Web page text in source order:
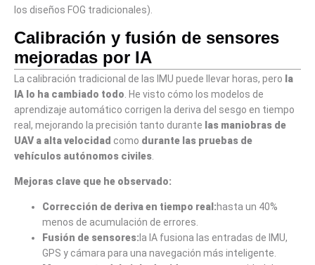
los diseños FOG tradicionales).
Calibración y fusión de sensores
mejoradas por IA
La calibración tradicional de las IMU puede llevar horas, pero la
IA lo ha cambiado todo . He visto cómo los modelos de
aprendizaje automático corrigen la deriva del sesgo en tiempo
real, mejorando la precisión tanto durante las maniobras de
UAV a alta velocidad como durante las pruebas de
vehículos autónomos civiles
Mejoras clave que he observado:
Corrección de deriva en tiempo real:hasta un 40%
menos de acumulación de errores.
Fusión de sensores: la IA fusiona las entradas de IMU,
GPS y cámara para una navegación más inteligente.